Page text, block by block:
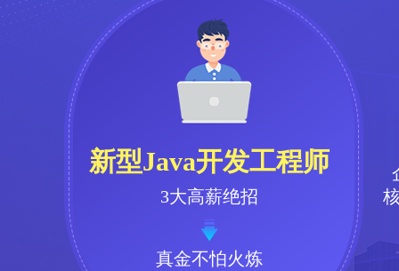
新型Java开发工程师
3大高薪绝招
真金不怕火炼